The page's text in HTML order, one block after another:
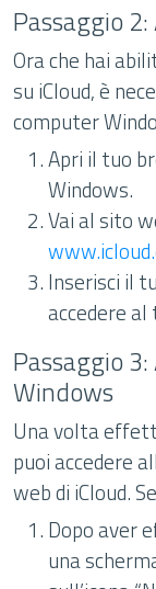
Passaggio
Ora che hai
su iCloud, è
computer
Apri il tuo
Windows.
Vai al sito
Inserisci il
accedere al
Passaggio
Windows
Una volta
puoi accedere
web di iCloud.
Dopo aver
una